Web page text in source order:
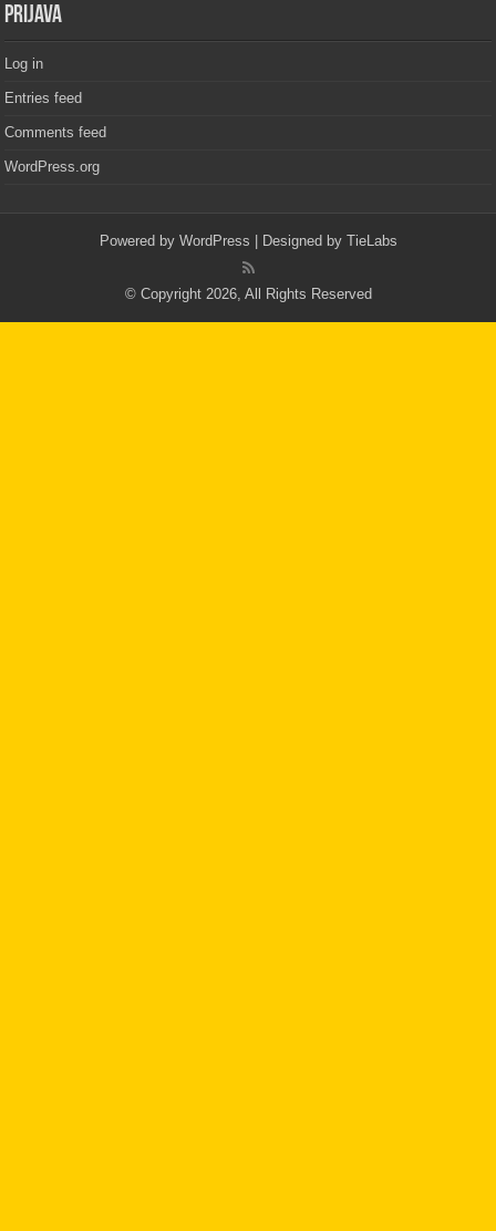
PRIJAVA
Log in
Entries feed
Comments feed
WordPress.org
Powered by WordPress | Designed by TieLabs
© Copyright 2026, All Rights Reserved